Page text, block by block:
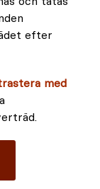
efter
med